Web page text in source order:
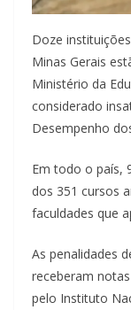
Doze
Minas Gerais
Ministério da
considerado
Desempenho
Em todo o país,
dos 351 cursos
faculdades que
As penalidades
receberam
pelo Instituto